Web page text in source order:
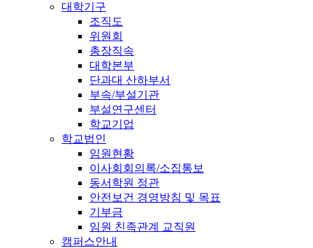
대학기구
조직도
위원회
총장직속
대학본부
단과대 산하부서
부속/부설기관
부설연구센터
학교기업
학교법인
임원현황
이사회회의록/소집통보
동서학원 정관
안전보건 경영방침 및 목표
기부금
임원 친족관계 교직원
캠퍼스안내